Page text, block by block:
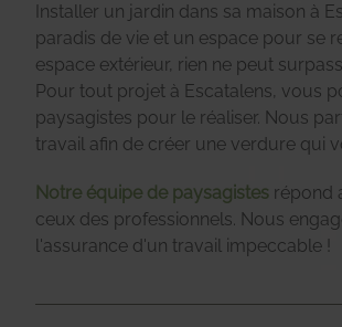
Installer un jardin dans sa maison à
paradis de vie et un espace pour se
espace extérieur, rien ne peut
Pour tout projet à Escatalens, vous
paysagistes pour le réaliser. Nous
travail afin de créer une verdure qui
Notre équipe de paysagistes répond
ceux des professionnels. Nous
l'assurance d'un travail impeccable !